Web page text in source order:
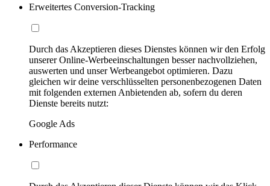
Erweitertes Conversion-Tracking
Durch das Akzeptieren dieses Dienstes können wir den Erfolg
unserer Online-Werbeeinschaltungen besser nachvollziehen,
auswerten und unser Werbeangebot optimieren. Dazu
gleichen wir deine verschlüsselten personenbezogenen Daten
mit folgenden externen Anbietenden ab, sofern du deren
Dienste bereits nutzt:
Google Ads
Performance